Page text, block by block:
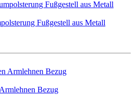
Fußgestell aus Metall
Bezug